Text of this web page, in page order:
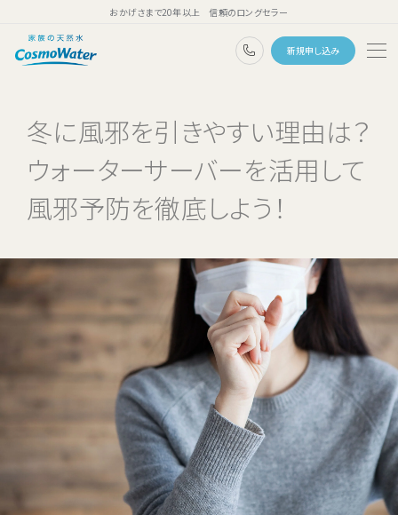
おかげさまで20年以上 信頼のロングセラー
0120-1132-99
新規申し込み
ウォーターサーバー
天然水
コスモウォーターのこだわり
ユーザーボイス
よくあるご質問
料金・ご利用案内
キャンペーン
お知らせ
ご利用中のお客さま
冬に風邪を引きやすい理由は？
ウォーターサーバーを活用して
風邪予防を徹底しよう！